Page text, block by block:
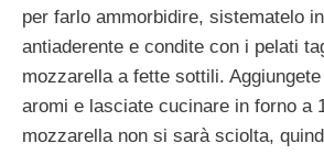
per farlo ammorbidire, sistematelo
antiaderente e condite con i pelati
mozzarella a fette sottili.
aromi e lasciate cucinare in forno a
mozzarella non si sarà sciolta,